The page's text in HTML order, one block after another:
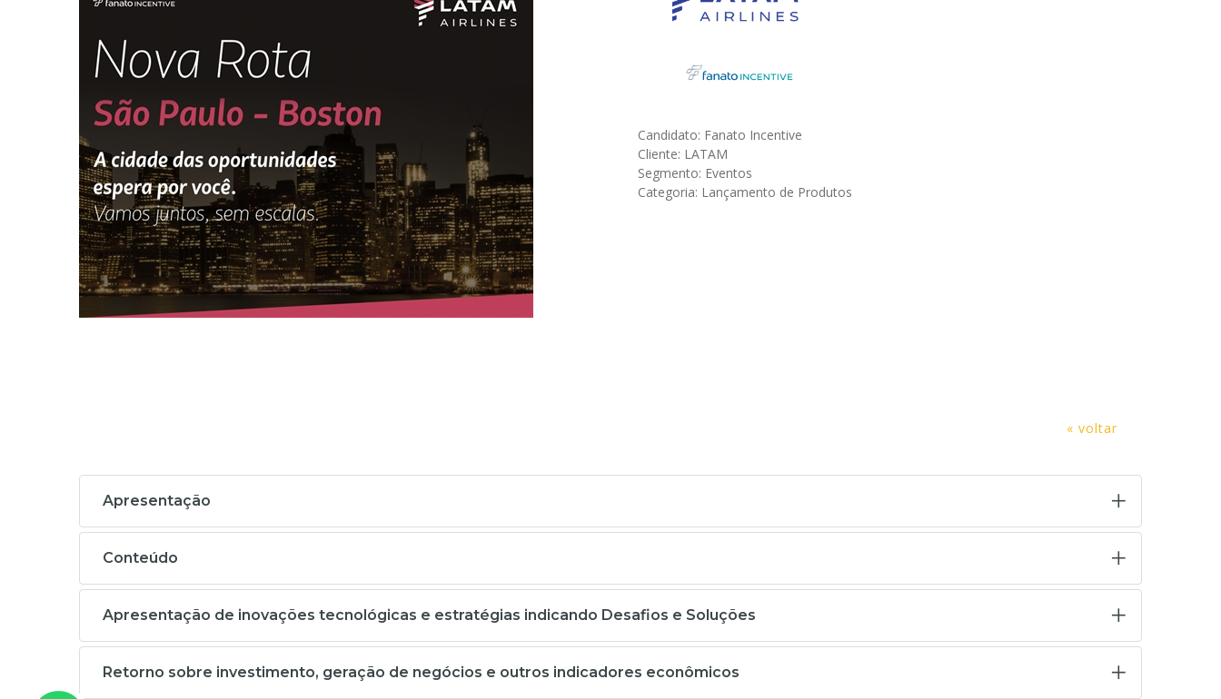
Candidato: Fanato Incentive
Cliente: LATAM
Segmento: Eventos
Categoria: Lançamento de Produtos
« voltar
Apresentação
Conteúdo
Apresentação de inovações tecnológicas e estratégias indicando Desafios e Soluções
Retorno sobre investimento, geração de negócios e outros indicadores econômicos